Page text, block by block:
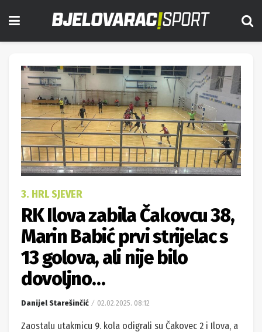
3. HRL SJEVER
RK Ilova zabila Čakovcu 38,
Marin Babić prvi strijelac s
13 golova, ali nije bilo
dovoljno…
Danijel Starešinčić 02.02.2025. 08:12
Zaostalu utakmicu 9. kola odigrali su Čakovec 2 i Ilova, a